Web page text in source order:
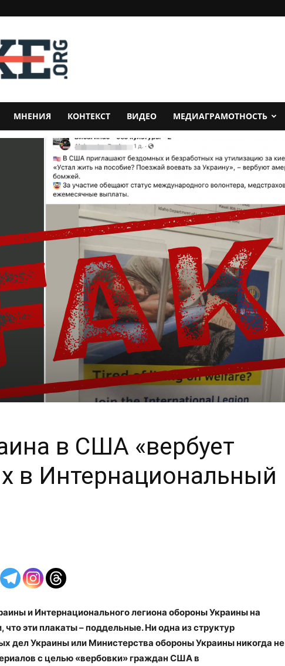
МНЕНИЯ КОНТЕКСТ ВИДЕО МЕДИАГРАМОТНОСТЬ
в США «вербует
в Интернациональный
и Интернационального легиона обороны Украины на
что эти плакаты – поддельные. Ни одна из структур
дел Украины или Министерства обороны Украины никогда не
с целью «вербовки» граждан США в